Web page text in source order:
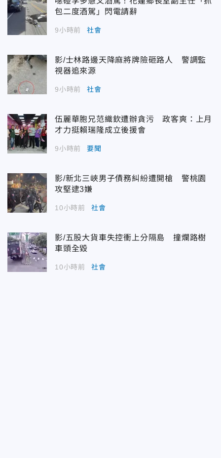
包二度酒駕」閃電請辭
9小時前 社會
影/士林路邊天降麻將牌險砸路人 警調監
視器追來源
9小時前 社會
伍麗華胞兄范織欽遭辦貪污 政客爽：上月
才力挺賴瑞隆成立後援會
9小時前 要聞
影/新北三峽男子債務糾紛遭開槍 警桃園
攻堅逮3嫌
10小時前 社會
影/五股大貨車失控衝上分隔島 撞爛路樹
車頭全毀
10小時前 社會